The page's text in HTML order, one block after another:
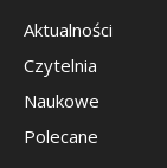
Aktualności
Czytelnia
Naukowe
Polecane